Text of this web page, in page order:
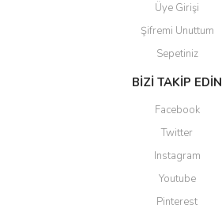
Üye Girişi
Şifremi Unuttum
Sepetiniz
BİZİ TAKİP EDİN
Facebook
Twitter
Instagram
Youtube
Pinterest